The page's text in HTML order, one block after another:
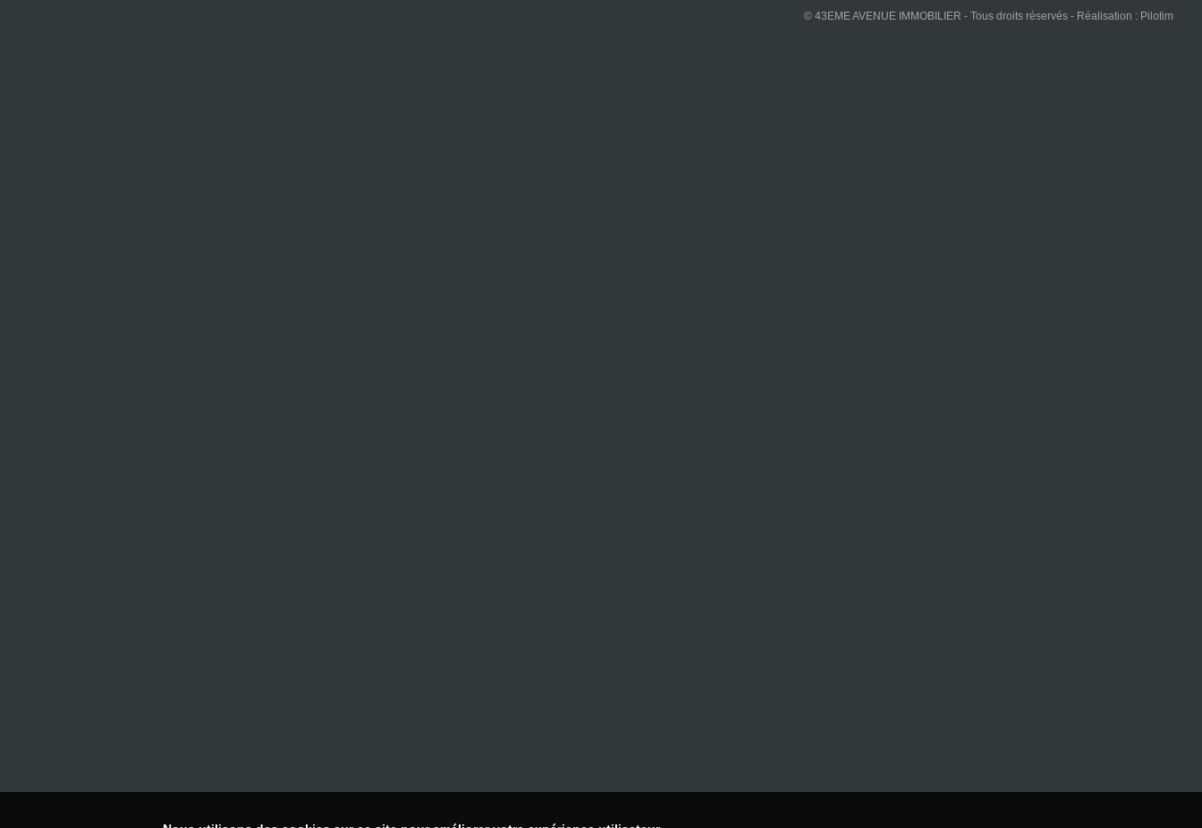
© 43EME AVENUE IMMOBILIER - Tous droits réservés - Réalisation : Pilotim